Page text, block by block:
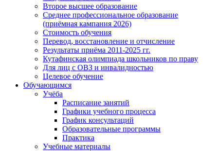
Второе высшее образование
Среднее профессиональное образование
(приёмная кампания 2026)
Стоимость обучения
Перевод, восстановление и отчисление
Результаты приёма 2011-2025 гг.
Кутафинская олимпиада школьников по праву
Для лиц с ОВЗ и инвалидностью
Целевое обучение
Обучающимся
Учёба
Расписание занятий
Графики учебного процесса
График консультаций
Образовательные программы
Практика
Учебные материалы